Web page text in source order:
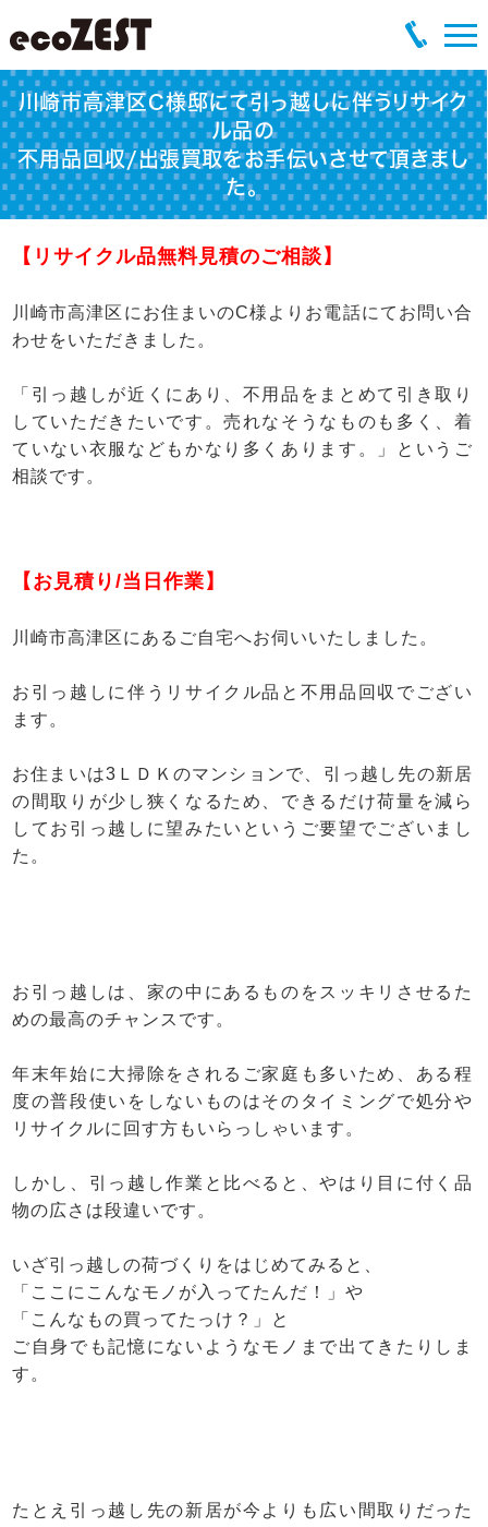
川崎市高津区C様邸にて引っ越しに伴うリサイク
ル品の
不用品回収/出張買取をお手伝いさせて頂きまし
た。
【リサイクル品無料見積のご相談】
川崎市高津区にお住まいのC様よりお電話にてお問い合
わせをいただきました。
「引っ越しが近くにあり、不用品をまとめて引き取り
していただきたいです。売れなそうなものも多く、着
ていない衣服などもかなり多くあります。」というご
相談です。
【お見積り/当日作業】
川崎市高津区にあるご自宅へお伺いいたしました。
お引っ越しに伴うリサイクル品と不用品回収でござい
ます。
お住まいは3ＬＤＫのマンションで、引っ越し先の新居
の間取りが少し狭くなるため、できるだけ荷量を減ら
してお引っ越しに望みたいというご要望でございまし
た。
お引っ越しは、家の中にあるものをスッキリさせるた
めの最高のチャンスです。
年末年始に大掃除をされるご家庭も多いため、ある程
度の普段使いをしないものはそのタイミングで処分や
リサイクルに回す方もいらっしゃいます。
しかし、引っ越し作業と比べると、やはり目に付く品
物の広さは段違いです。
いざ引っ越しの荷づくりをはじめてみると、
「ここにこんなモノが入ってたんだ！」や
「こんなもの買ってたっけ？」と
ご自身でも記憶にないようなモノまで出てきたりしま
す。
たとえ引っ越し先の新居が今よりも広い間取りだった